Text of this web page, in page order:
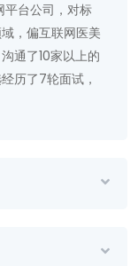
台公司，对标
，偏互联网医美
通了10家以上的
历了7轮面试，